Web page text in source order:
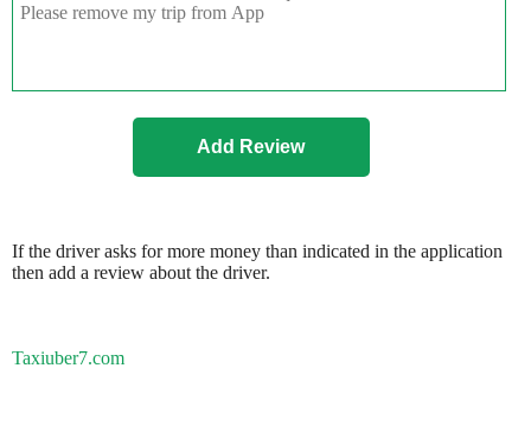
If the driver asks for more money than indicated in the application
then add a review about the driver.
Taxiuber7.com